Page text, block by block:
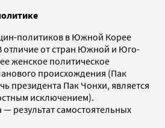
политиков в Южной Корее
отличие от стран Южной и Юго-
женское политическое
происхождения (Пак
президента Пак Чонхи, является
исключением).
результат самостоятельных